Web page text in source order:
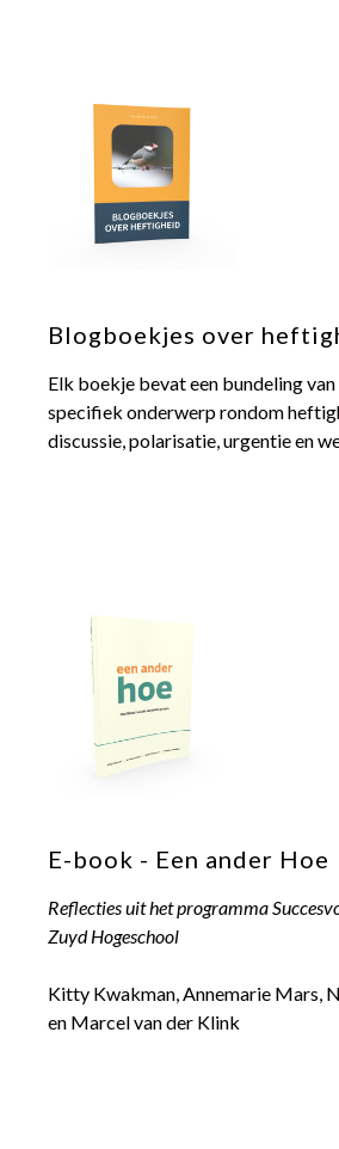
Blogboekjes over
Elk boekje bevat een bundeling
specifiek onderwerp rondom
discussie, polarisatie, urgentie en
E-book - Een ander Hoe
Reflecties uit het programma
Zuyd Hogeschool
Kitty Kwakman, Annemarie Mars,
en Marcel van der Klink